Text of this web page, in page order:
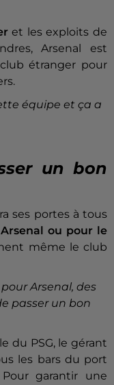
et les exploits de
Arsenal est
étranger pour
équipe et ça a
un bon
ses portes à tous
ou pour le
même le club
Arsenal, des
passer un bon
du PSG, le gérant
les bars du port
garantir une